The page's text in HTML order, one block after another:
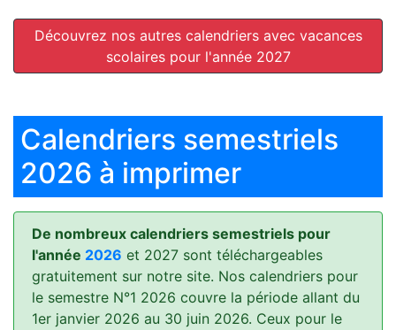
Découvrez nos autres calendriers avec vacances
scolaires pour l'année 2027
Calendriers semestriels
2026 à imprimer
De nombreux calendriers semestriels pour
l'année 2026 et 2027 sont téléchargeables
gratuitement sur notre site. Nos calendriers pour
le semestre N°1 2026 couvre la période allant du
1er janvier 2026 au 30 juin 2026. Ceux pour le